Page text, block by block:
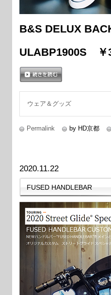
B&S DELUX
ULABP1900S ￥
ウェア＆グッズ
Permalink by HD京都
2020.11.22
FUSED HANDLEBAR